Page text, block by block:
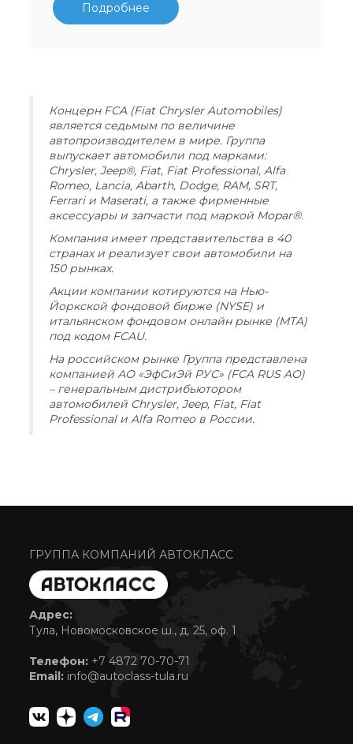
Подробнее
Концерн FCA (Fiat Chrysler Automobiles)
является седьмым по величине
автопроизводителем в мире. Группа
выпускает автомобили под марками:
Chrysler, Jeep®, Fiat, Fiat Professional, Alfa
Romeo, Lancia, Abarth, Dodge, RAM, SRT,
Ferrari и Maserati, а также фирменные
аксессуары и запчасти под маркой Mopar®.
Компания имеет представительства в 40
странах и реализует свои автомобили на
150 рынках.
Акции компании котируются на Нью-
Йоркской фондовой бирже (NYSE) и
итальянском фондовом онлайн рынке (MTA)
под кодом FCAU.
На российском рынке Группа представлена
компанией АО «ЭфСиЭй РУС» (FCA RUS AO)
– генеральным дистрибьютором
автомобилей Chrysler, Jeep, Fiat, Fiat
Professional и Alfa Romeo в России.
ГРУППА КОМПАНИЙ АВТОКЛАСС
Адрес:
Тула, Новомосковское ш., д. 25, оф. 1
Телефон: +7 4872 70-70-71
Email: info@autoclass-tula.ru